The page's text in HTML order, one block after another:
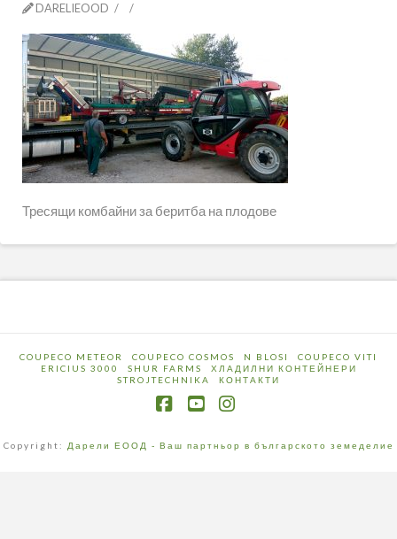
DARELIEOOD
Тресящи комбайни за беритба на плодове
COUPECO METEOR COUPECO COSMOS N BLOSI
COUPECO VITI
ERICIUS 3000
SHUR FARMS
ХЛАДИЛНИ КОНТЕЙНЕРИ
STROJTECHNIKA
КОНТАКТИ
Copyright: Дарели ЕООД - Ваш партньор в българското земеделие